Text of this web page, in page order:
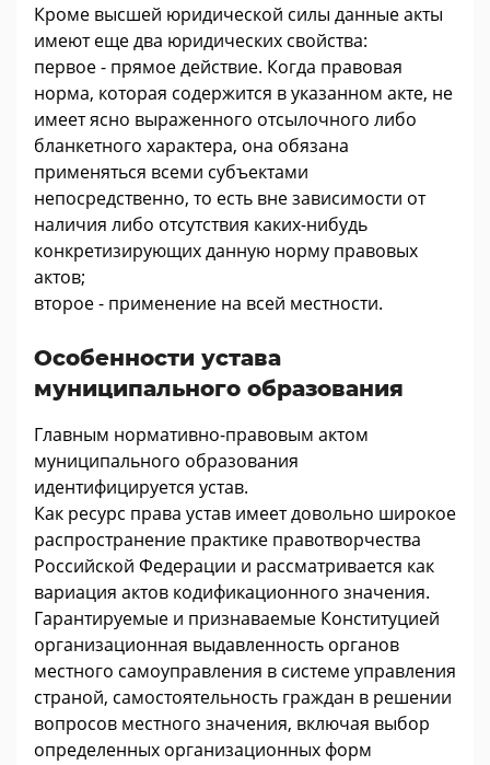
Кроме высшей юридической силы данные акты
имеют еще два юридических свойства:
первое - прямое действие. Когда правовая
норма, которая содержится в указанном акте, не
имеет ясно выраженного отсылочного либо
бланкетного характера, она обязана
применяться всеми субъектами
непосредственно, то есть вне зависимости от
наличия либо отсутствия каких-нибудь
конкретизирующих данную норму правовых
актов;
второе - применение на всей местности.
Особенности устава
муниципального образования
Главным нормативно-правовым актом
муниципального образования
идентифицируется устав.
Как ресурс права устав имеет довольно широкое
распространение практике правотворчества
Российской Федерации и рассматривается как
вариация актов кодификационного значения.
Гарантируемые и признаваемые Конституцией
организационная выдавленность органов
местного самоуправления в системе управления
страной, самостоятельность граждан в решении
вопросов местного значения, включая выбор
определенных организационных форм